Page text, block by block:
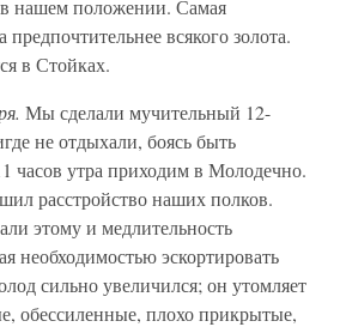
нашем положении. Самая
всякого золота.
в Стойках.
Мы сделали мучительный 12-
не отдыхали, боясь быть
часов утра приходим в Молодечно.
расстройство наших полков.
этому и медлительность
необходимостью эскортировать
сильно увеличился; он утомляет
обессиленные, плохо прикрытые,